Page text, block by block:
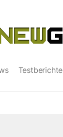
Testberichte